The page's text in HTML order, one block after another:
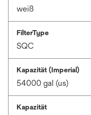
weiß
FilterType
SQC
Kapazität (Imperial)
54000 gal (us)
Kapazität